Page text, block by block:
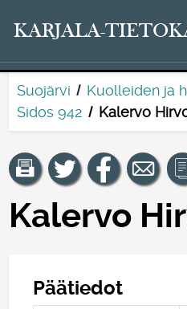
KARJALA-
Suojärvi
Kuolleiden ja
Sidos 942
Kalervo
Kalervo
Päätiedot